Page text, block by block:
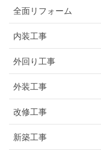
全面リフォーム
内装工事
外回り工事
外装工事
改修工事
新築工事